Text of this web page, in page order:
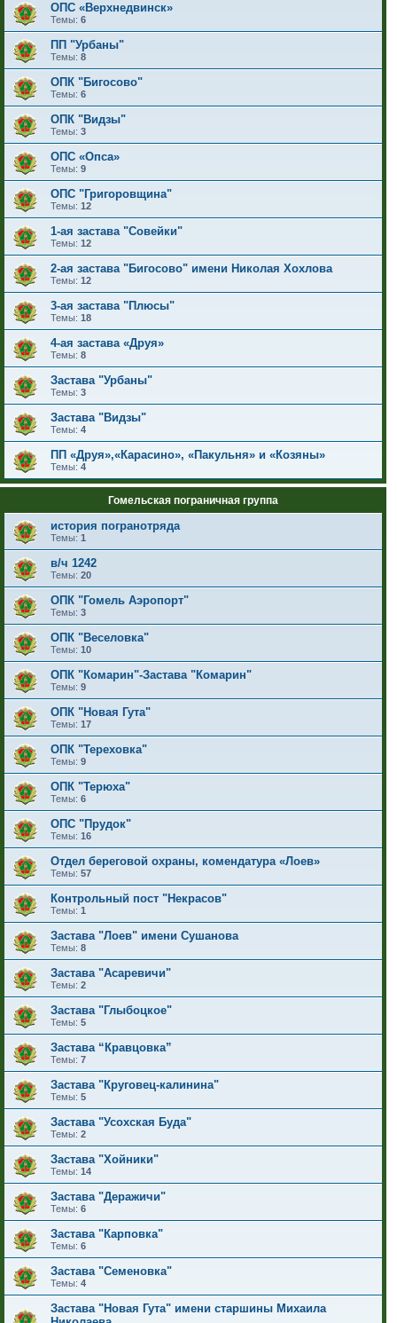
ОПС «Верхнедвинск»
Темы: 6
ПП "Урбаны"
Темы: 8
ОПК "Бигосово"
Темы: 6
ОПК "Видзы"
Темы: 3
ОПС «Опса»
Темы: 9
ОПС "Григоровщина"
Темы: 12
1-ая застава "Совейки"
Темы: 12
2-ая застава "Бигосово" имени Николая Хохлова
Темы: 12
3-ая застава "Плюсы"
Темы: 18
4-ая застава «Друя»
Темы: 8
Застава "Урбаны"
Темы: 3
Застава "Видзы"
Темы: 4
ПП «Друя»,«Карасино», «Пакульня» и «Козяны»
Темы: 4
Гомельская пограничная группа
история погранотряда
Темы: 1
в/ч 1242
Темы: 20
ОПК "Гомель Аэропорт"
Темы: 3
ОПК "Веселовка"
Темы: 10
ОПК "Комарин"-Застава "Комарин"
Темы: 9
ОПК "Новая Гута"
Темы: 17
ОПК "Тереховка"
Темы: 9
ОПК "Терюха"
Темы: 6
ОПС "Прудок"
Темы: 16
Отдел береговой охраны, комендатура «Лоев»
Темы: 57
Контрольный пост "Некрасов"
Темы: 1
Застава "Лоев" имени Сушанова
Темы: 8
Застава "Асаревичи"
Темы: 2
Застава "Глыбоцкое"
Темы: 5
Застава “Кравцовка”
Темы: 7
Застава "Круговец-калинина"
Темы: 5
Застава "Усохская Буда"
Темы: 2
Застава "Хойники"
Темы: 14
Застава "Деражичи"
Темы: 6
Застава "Карповка"
Темы: 6
Застава "Семеновка"
Темы: 4
Застава "Новая Гута" имени старшины Михаила